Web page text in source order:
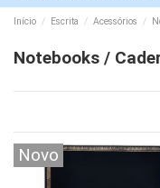
Início Escrita Acessórios
Notebooks /
Novo